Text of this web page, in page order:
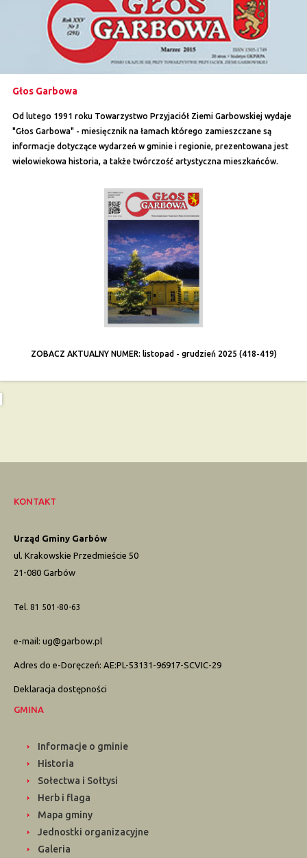
Głos Garbowa
Od lutego 1991 roku Towarzystwo Przyjaciół Ziemi Garbowskiej wydaje
"Głos Garbowa" - miesięcznik na łamach którego zamieszczane są
informacje dotyczące wydarzeń w gminie i regionie, prezentowana jest
wielowiekowa historia, a także twórczość artystyczna mieszkańców.
ZOBACZ AKTUALNY NUMER: listopad - grudzień 2025 (418-419)
KONTAKT
Urząd Gminy Garbów
ul. Krakowskie Przedmieście 50
21-080 Garbów
Tel. 81 501-80-63
e-mail: ug@garbow.pl
Adres do e-Doręczeń: AE:PL-53131-96917-SCVIC-29
Deklaracja dostępności
GMINA
Informacje o gminie
Historia
Sołectwa i Sołtysi
Herb i flaga
Mapa gminy
Jednostki organizacyjne
Galeria